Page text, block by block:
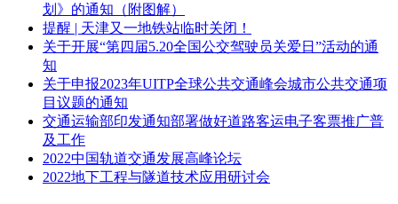
划》的通知（附图解）
提醒 | 天津又一地铁站临时关闭！
关于开展“第四届5.20全国公交驾驶员关爱日”活动的通
知
关于申报2023年UITP全球公共交通峰会城市公共交通项
目议题的通知
交通运输部印发通知部署做好道路客运电子客票推广普
及工作
2022中国轨道交通发展高峰论坛
2022地下工程与隧道技术应用研讨会